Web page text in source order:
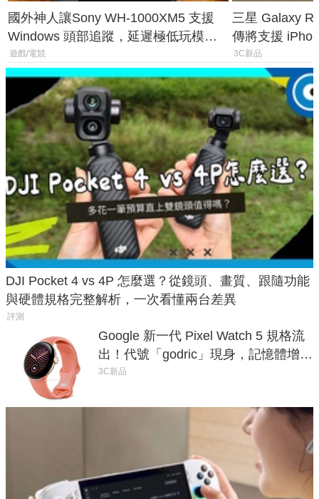
國外神人讓Sony WH-1000XM5 支援
Windows 頭部追蹤，延遲極低玩模擬
飛行超有感
遊戲/電競
三星 Galaxy
傳將支援
慧家電連動功
3C新品
DJI Pocket 4 vs 4P 怎麼選？從鏡頭、畫質、跟隨功能
與硬體規格完整解析，一次看懂兩台差異
評測
Google 新一代 Pixel Watch 5 規格流
出！代號「godric」現身，記憶體增強
鎖定 AI 應用
3C新品